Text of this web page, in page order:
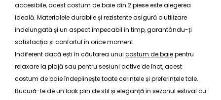
accesibile, acestcostum de baie din 2 pieseeste alegerea
ideală. Materialele durabile și rezistente asigură o utilizare
îndelungată și un aspect impecabil în timp, garantându-ți
satisfacția și confortul în orice moment.
Indiferent dacă ești în căutarea unui costum de baiepentru
relaxare la plajă sau pentru sesiuni active de înot, acest
costum de baie îndeplinește toate cerințele și preferințele tale.
Bucură-te de un look plin de stil și eleganță în sezonul estival cu